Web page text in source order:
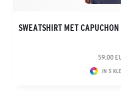
SWEATSHIRT MET
59.00
IN 5